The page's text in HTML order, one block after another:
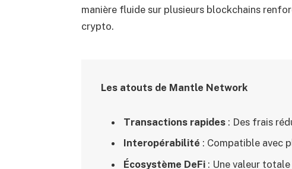
manière fluide sur plusieurs blockchains
crypto.
Les atouts de Mantle Network
Transactions rapides : Des frais
Interopérabilité : Compatible avec
Écosystème DeFi : Une valeur